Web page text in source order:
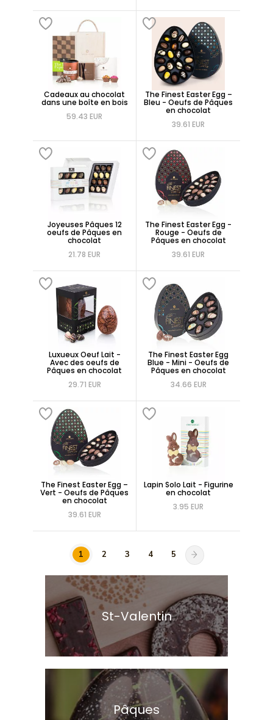
Cadeaux au chocolat
dans une boîte en bois
59.43 EUR
The Finest Easter Egg –
Bleu - Oeufs de Pâques
en chocolat
39.61 EUR
Joyeuses Pâques 12
oeufs de Pâques en
chocolat
21.78 EUR
The Finest Easter Egg -
Rouge - Oeufs de
Pâques en chocolat
39.61 EUR
Luxueux Oeuf Lait -
Avec des oeufs de
Pâques en chocolat
29.71 EUR
The Finest Easter Egg
Blue - Mini - Oeufs de
Pâques en chocolat
34.66 EUR
The Finest Easter Egg –
Vert - Oeufs de Pâques
en chocolat
39.61 EUR
Lapin Solo Lait - Figurine
en chocolat
3.95 EUR
1 2 3 4 5
St-Valentin
Pâques